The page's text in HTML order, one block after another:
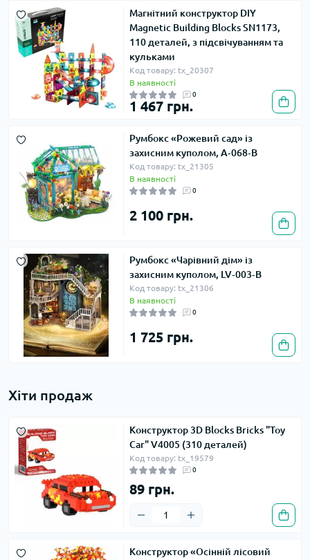
Магнітний конструктор DIY
Magnetic Building Blocks SN1173,
110 деталей, з підсвічуванням та
кульками
Код товару: tx_20307
В наявності
0
1 467 грн.
Румбокс «Рожевий сад» із
захисним куполом, A‑068‑B
Код товару: tx_21305
В наявності
0
2 100 грн.
Румбокс «Чарівний дім» із
захисним куполом, LV‑003‑B
Код товару: tx_21306
В наявності
0
1 725 грн.
Хіти продаж
Конструктор 3D Blocks Bricks "Toy
Car" V4005 (310 деталей)
Код товару: tx_19579
0
89 грн.
Конструктор «Осінній лісовий